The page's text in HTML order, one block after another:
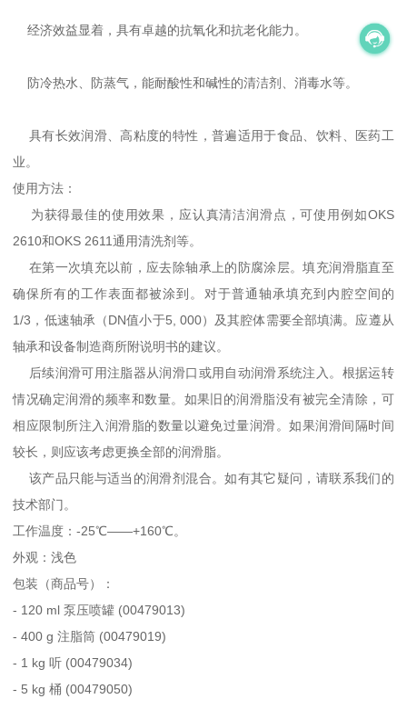
经济效益显着，具有卓越的抗氧化和抗老化能力。
防冷热水、防蒸气，能耐酸性和碱性的清洁剂、消毒水等。
具有长效润滑、高粘度的特性，普遍适用于食品、饮料、医药工
业。
使用方法：
为获得最佳的使用效果，应认真清洁润滑点，可使用例如OKS
2610和OKS 2611通用清洗剂等。
在第一次填充以前，应去除轴承上的防腐涂层。填充润滑脂直至
确保所有的工作表面都被涂到。对于普通轴承填充到内腔空间的
1/3，低速轴承（DN值小于5, 000）及其腔体需要全部填满。应遵从
轴承和设备制造商所附说明书的建议。
后续润滑可用注脂器从润滑口或用自动润滑系统注入。根据运转
情况确定润滑的频率和数量。如果旧的润滑脂没有被完全清除，可
相应限制所注入润滑脂的数量以避免过量润滑。如果润滑间隔时间
较长，则应该考虑更换全部的润滑脂。
该产品只能与适当的润滑剂混合。如有其它疑问，请联系我们的
技术部门。
工作温度：-25℃——+160℃。
外观：浅色
包装（商品号）：
- 120 ml 泵压喷罐 (00479013)
- 400 g 注脂筒 (00479019)
- 1 kg 听 (00479034)
- 5 kg 桶 (00479050)